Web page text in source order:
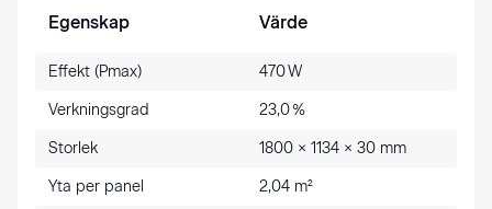
Egenskap Värde
Effekt (Pmax) 470 W
Verkningsgrad 23,0 %
Storlek 1800 × 1134 × 30 mm
Yta per panel 2,04 m²